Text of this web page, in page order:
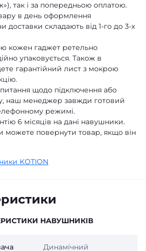
так і за попередньою оплатою.
в день оформлення
доставки складають від 1-го до 3-х
кожен гаджет ретельно
упаковується. Також в
гарантійний лист з мокрою
щодо підключення або
наш менеджер завжди готовий
режимі.
6 місяців на дані навушники.
можете повернути товар, якщо він
KOTION
НАВУШНИКІВ
Динамічний